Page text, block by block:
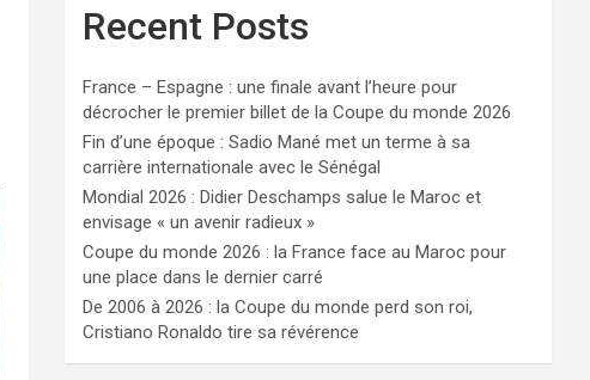
Recent Posts
France – Espagne : une finale avant l’heure pour
décrocher le premier billet de la Coupe du monde 2026
Fin d’une époque : Sadio Mané met un terme à sa
carrière internationale avec le Sénégal
Mondial 2026 : Didier Deschamps salue le Maroc et
envisage « un avenir radieux »
Coupe du monde 2026 : la France face au Maroc pour
une place dans le dernier carré
De 2006 à 2026 : la Coupe du monde perd son roi,
Cristiano Ronaldo tire sa révérence